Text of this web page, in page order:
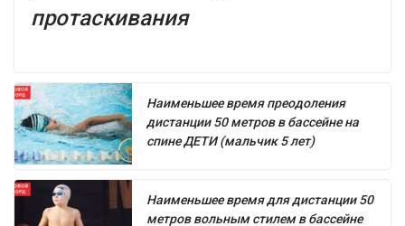
протаскивания
Наименьшее время преодоления
дистанции 50 метров в бассейне на
спине ДЕТИ (мальчик 5 лет)
Наименьшее время для дистанции 50
метров вольным стилем в бассейне